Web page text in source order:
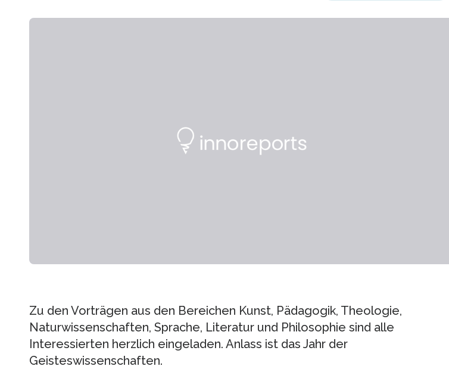
Zu den Vorträgen aus den Bereichen Kunst, Pädagogik, Theologie,
Naturwissenschaften, Sprache, Literatur und Philosophie sind alle
Interessierten herzlich eingeladen. Anlass ist das Jahr der
Geisteswissenschaften.